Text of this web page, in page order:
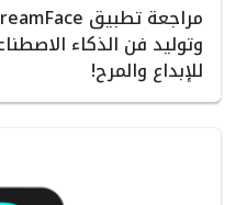
وتوليد فن الذكاء
للإبداع والمرح!